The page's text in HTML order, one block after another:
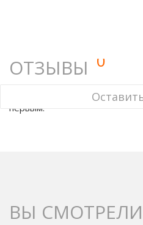
ОТЗЫВЫ 0
У этого товара нет ни
первым.
ВЫ СМОТРЕЛИ